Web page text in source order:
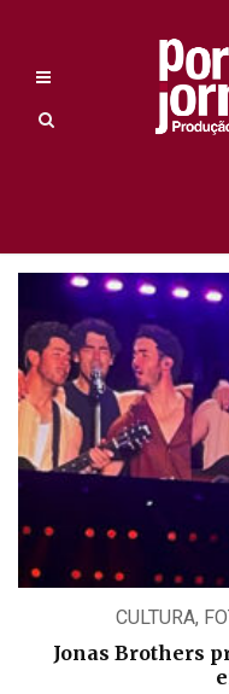
CULTURA,
Jonas Brothers